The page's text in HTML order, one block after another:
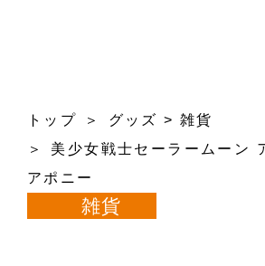
トップ グッズ >雑貨
美少女戦士セーラームーン
アポニー
雑貨